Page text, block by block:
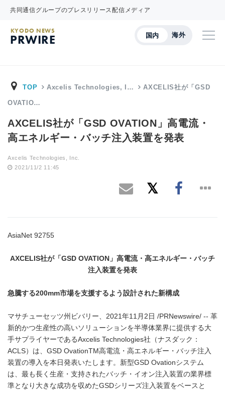
共同通信グループのプレスリリース配信メディア
国内 海外
KYODO NEWS
PRWIRE
TOP Axcelis Technologies, I… AXCELIS社が「GSD
OVATIO…
AXCELIS社が「GSD OVATION」高電流・
高エネルギー・バッチ注入装置を発表
Axcelis Technologies, Inc.
2021/11/2 11:45
AsiaNet 92755
AXCELIS社が「 GSD OVATION 」高電流・高エネルギー・バッチ
注入装置を発表
急騰する200mm市場を支援するよう設計された新構成
マサチューセッツ州ビバリー、2021年11月2日 /PRNewswire/ -- 革
新的かつ生産性の高いソリューションを半導体業界に提供する大
手サプライヤーであるAxcelis Technologies社（ナスダック：
ACLS）は、GSD OvationTM高電流・高エネルギー・バッチ注入
装置の導入を本日発表いたします。新型GSD Ovationシステム
は、最も長く生産・支持されたバッチ・イオン注入装置の業界標
準となり大きな成功を収めたGSDシリーズ注入装置をベースと